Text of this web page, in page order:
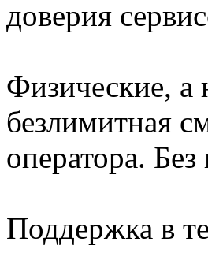
доверия
Физические, а
безлимитная
оператора.
Поддержка в